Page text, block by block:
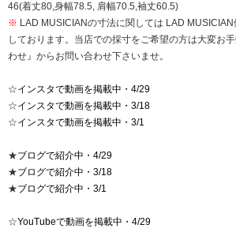
46(着丈80,身幅78.5, 肩幅70.5,袖丈60.5)
※ LAD MUSICIANの寸法に関しては LAD
しております。当店での採寸をご希望の方は大変お
わせ』からお問い合わせ下さいませ。
☆インスタで動画を掲載中・4/29
☆インスタで動画を掲載中・3/18
☆インスタで動画を掲載中・3/1
★ブログで紹介中・4/29
★ブログで紹介中・3/18
★ブログで紹介中・3/1
☆YouTubeで動画を掲載中・4/29